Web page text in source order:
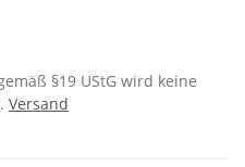
§19 UStG wird keine
Versand